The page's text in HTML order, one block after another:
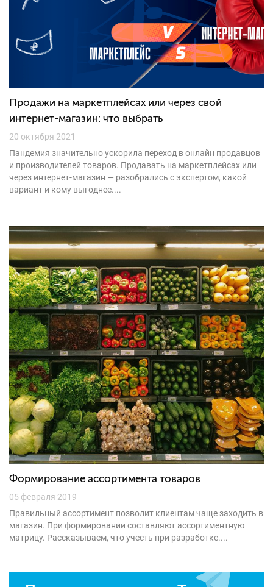
Продажи на маркетплейсах или через свой
интернет-магазин: что выбрать
20 октября 2021
Пандемия значительно ускорила переход в онлайн продавцов
и производителей товаров. Продавать на маркетплейсах или
через интернет-магазин — разобрались с экспертом, какой
вариант и кому выгоднее....
Формирование ассортимента товаров
05 февраля 2019
Правильный ассортимент позволит клиентам чаще заходить в
магазин. При формировании составляют ассортиментную
матрицу. Рассказываем, что учесть при разработке....